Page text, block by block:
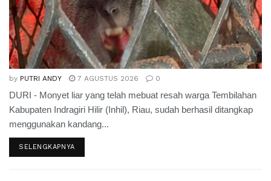
by PUTRI ANDY 7 AGUSTUS 2026 0
DURI - Monyet liar yang telah mebuat resah warga Tembilahan
Kabupaten Indragiri Hilir (Inhil), Riau, sudah berhasil ditangkap
menggunakan kandang...
SELENGKAPNYA